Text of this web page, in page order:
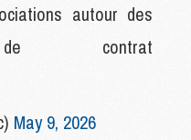
autour des
de contrat
May 9, 2026